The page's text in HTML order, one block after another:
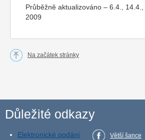
Průběžně aktualizováno – 6.4., 14.4.,
2009
Na začátek stránky
Důležité odkazy
Elektronické podání
Větší šance